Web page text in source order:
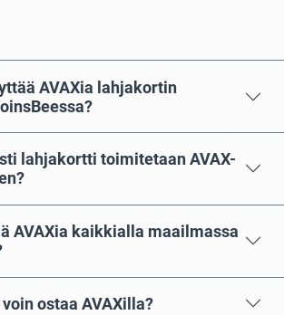
AVAXia lahjakortin
lahjakortti toimitetaan AVAX-
AVAXia kaikkialla maailmassa
ostaa AVAXilla?